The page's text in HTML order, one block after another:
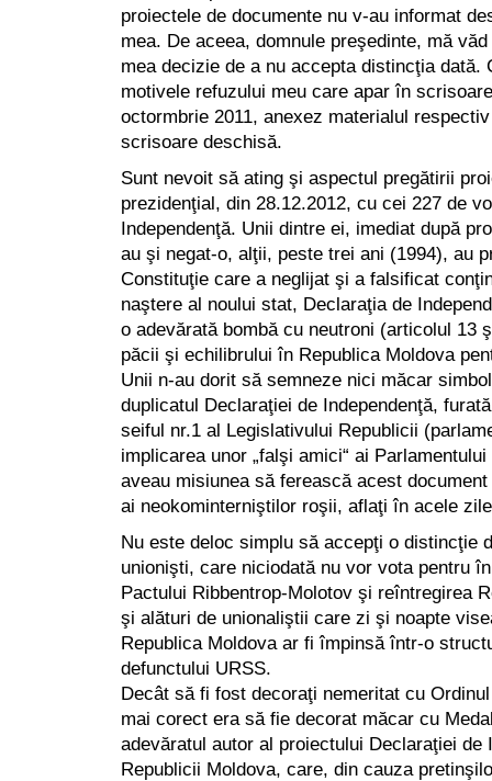
proiectele de documente nu v-au informat
mea. De aceea, domnule preşedinte, mă
mea decizie de a nu accepta distincţia dată.
motivele refuzului meu care apar în
octormbrie 2011, anexez materialul
scrisoare deschisă.
Sunt nevoit să ating şi aspectul pregătirii
prezidenţial, din 28.12.2012, cu cei 227 de
Independenţă. Unii dintre ei, imediat după
au şi negat-o, alţii, peste trei ani (1994), au
Constituţie care a neglijat şi a falsificat
naştere al noului stat, Declaraţia de
o adevărată bombă cu neutroni (articolul 13
păcii şi echilibrului în Republica Moldova
Unii n-au dorit să semneze nici măcar
duplicatul Declaraţiei de Independenţă,
seiful nr.1 al Legislativului Republicii
implicarea unor „falşi amici“ ai
aveau misiunea să ferească acest
ai neokominterniştilor roşii, aflaţi în acele
Nu este deloc simplu să accepţi o distincţie
unionişti, care niciodată nu vor vota pentru
Pactului Ribbentrop-Molotov şi reîntregirea
şi alături de unionaliştii care zi şi noapte
Republica Moldova ar fi împinsă într-o
defunctului URSS.
Decât să fi fost decoraţi nemeritat cu
mai corect era să fie decorat măcar cu
adevăratul autor al proiectului Declaraţiei de
Republicii Moldova, care, din cauza